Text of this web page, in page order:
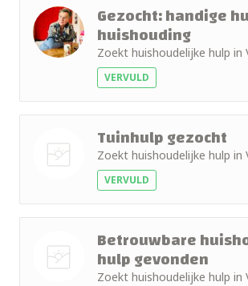
Gezocht: handige
huishouding
Zoekt huishoudelijke hulp in
VERVULD
foto
Tuinhulp gezocht
Zoekt huishoudelijke hulp in
VERVULD
Betrouwbare
hulp gevonden
Zoekt huishoudelijke hulp in